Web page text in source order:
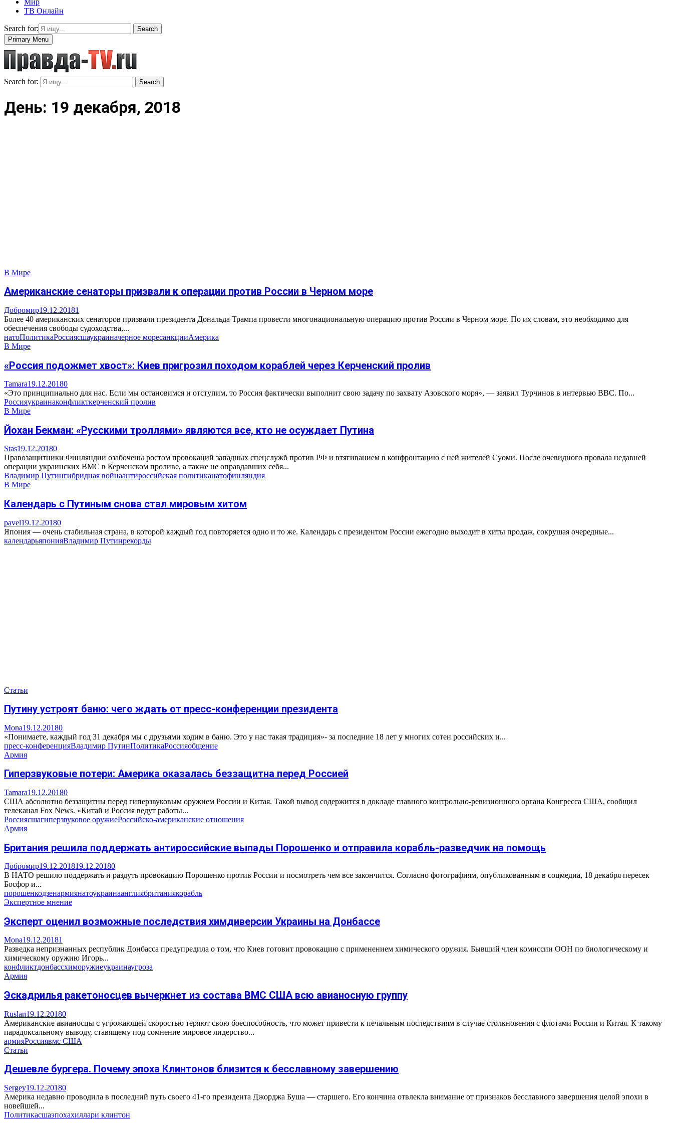
Мир
ТВ Онлайн
Search for:
Search
Primary Menu
Search for: Search
День: 19 декабря, 2018
В Мире
Американские сенаторы призвали к операции против России в Черном море
Добромир19.12.20181
Более 40 американских сенаторов призвали президента Дональда Трампа провести многонациональную операцию против России в Черном море. По их словам, это необходимо для
обеспечения свободы судоходства,...
натоПолитикаРоссиясшаукраиначерное моресанкцииАмерика
В Мире
«Россия подожмет хвост»: Киев пригрозил походом кораблей через Керченский пролив
Tamara19.12.20180
«Это принципиально для нас. Если мы остановимся и отступим, то Россия фактически выполнит свою задачу по захвату Азовского моря», — заявил Турчинов в интервью BBC. По...
Россияукраинаконфликткерченский пролив
В Мире
Йохан Бекман: «Русскими троллями» являются все, кто не осуждает Путина
Stas19.12.20180
Правозащитники Финляндии озабочены ростом провокаций западных спецслужб против РФ и втягиванием в конфронтацию с ней жителей Суоми. После очевидного провала недавней
операции украинских ВМС в Керченском проливе, а также не оправдавших себя...
Владимир Путингибридная войнаантироссийская политиканатофинляндия
В Мире
Календарь с Путиным снова стал мировым хитом
pavel19.12.20180
Япония — очень стабильная страна, в которой каждый год повторяется одно и то же. Календарь с президентом России ежегодно выходит в хиты продаж, сокрушая очередные...
календарьяпонияВладимир Путинрекорды
Статьи
Путину устроят баню: чего ждать от пресс-конференции президента
Mona19.12.20180
«Понимаете, каждый год 31 декабря мы с друзьями ходим в баню. Это у нас такая традиция»- за последние 18 лет у многих сотен российских и...
пресс-конференцияВладимир ПутинПолитикаРоссияобщение
Армия
Гиперзвуковые потери: Америка оказалась беззащитна перед Россией
Tamara19.12.20180
США абсолютно беззащитны перед гиперзвуковым оружием России и Китая. Такой вывод содержится в докладе главного контрольно-ревизионного органа Конгресса США, сообщил
телеканал Fox News. «Китай и Россия ведут работы...
Россиясшагиперзвуковое оружиеРоссийско-американские отношения
Армия
Британия решила поддержать антироссийские выпады Порошенко и отправила корабль-разведчик на помощь
Добромир19.12.201819.12.20180
В НАТО решило поддержать и раздуть провокацию Порошенко против России и посмотреть чем все закончится. Согласно фотографиям, опубликованным в соцмедиа, 18 декабря пересек
Босфор и...
порошенкодзенармиянатоукраинаанглиябританиякорабль
Экспертное мнение
Эксперт оценил возможные последствия химдиверсии Украины на Донбассе
Mona19.12.20181
Разведка непризнанных республик Донбасса предупредила о том, что Киев готовит провокацию с применением химического оружия. Бывший член комиссии ООН по биологическому и
химическому оружию Игорь...
конфликтдонбассхиморужиеукраинаугроза
Армия
Эскадрилья ракетоносцев вычеркнет из состава ВМС США всю авианосную группу
Ruslan19.12.20180
Американские авианосцы с угрожающей скоростью теряют свою боеспособность, что может привести к печальным последствиям в случае столкновения с флотами России и Китая. К такому
парадоксальному выводу, ставящему под сомнение мировое лидерство...
армияРоссиявмс США
Статьи
Дешевле бургера. Почему эпоха Клинтонов близится к бесславному завершению
Sergey19.12.20180
Америка недавно проводила в последний путь своего 41-го президента Джорджа Буша — старшего. Его кончина отвлекла внимание от признаков бесславного завершения целой эпохи в
новейшей...
Политикасшаэпохахиллари клинтон